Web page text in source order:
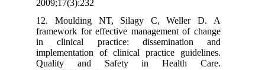
2009;17(3):232
12. Moulding NT, Silagy C, Weller D. A
framework for effective management of change
in clinical practice: dissemination and
implementation of clinical practice guidelines.
Quality and Safety in Health Care.